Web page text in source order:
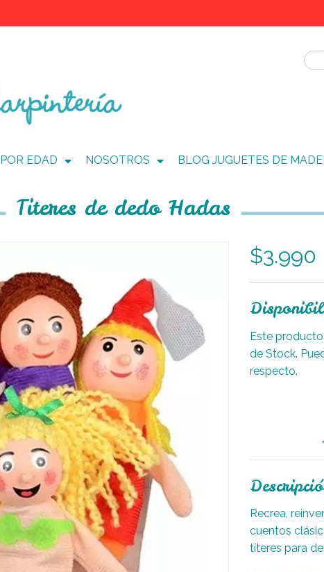
POR EDAD NOSOTROS BLOG JUGUETES DE
Titeres de dedo Hadas
$3.990
Este
de Stock.
respecto.
Recrea,
cuentos
títeres para